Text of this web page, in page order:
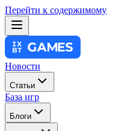
Перейти к содержимому
Новости
Статьи
База игр
Блоги